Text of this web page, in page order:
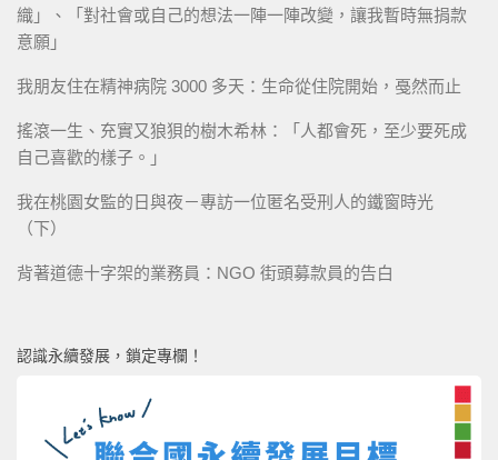
織」、「對社會或自己的想法一陣一陣改變，讓我暫時無捐款
意願」
我朋友住在精神病院 3000 多天：生命從住院開始，戞然而止
搖滾一生、充實又狼狽的樹木希林：「人都會死，至少要死成
自己喜歡的樣子。」
我在桃園女監的日與夜－專訪一位匿名受刑人的鐵窗時光
（下）
背著道德十字架的業務員：NGO 街頭募款員的告白
認識永續發展，鎖定專欄！